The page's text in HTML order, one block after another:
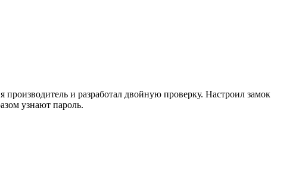
и разработал двойную проверку. Настроил замок
узнают пароль.